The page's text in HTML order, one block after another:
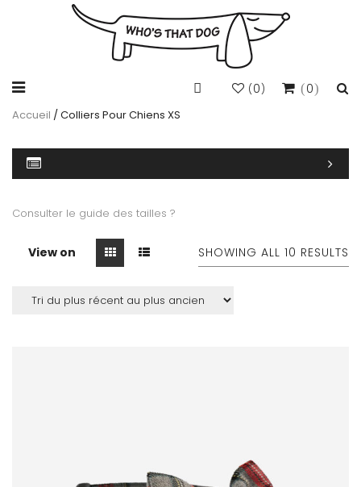
0
(0)
Accueil / Colliers Pour Chiens XS
Consulter le guide des tailles ?
View on SHOWING ALL 10 RESULTS